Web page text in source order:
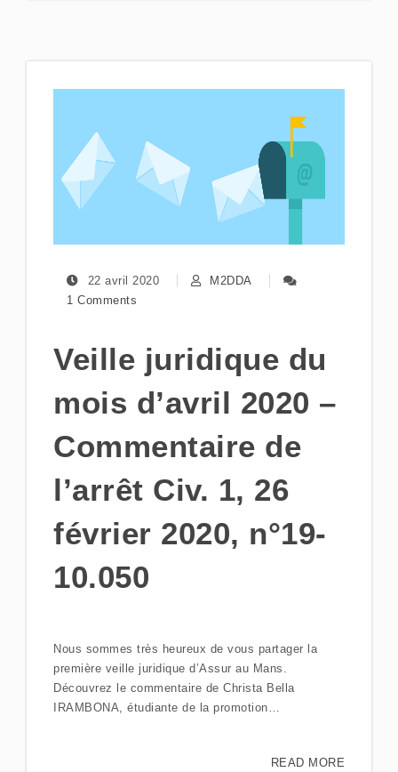
22 avril 2020
M2DDA
1 Comments
Veille juridique du
mois d’avril 2020 –
Commentaire de
l’arrêt Civ. 1, 26
février 2020, n°19-
10.050
Nous sommes très heureux de vous partager la
première veille juridique d’Assur au Mans.
Découvrez le commentaire de Christa Bella
IRAMBONA, étudiante de la promotion…
READ MORE